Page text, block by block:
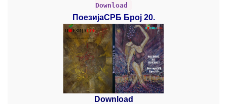
Download
ПоезијаСРБ Број 20.
Download